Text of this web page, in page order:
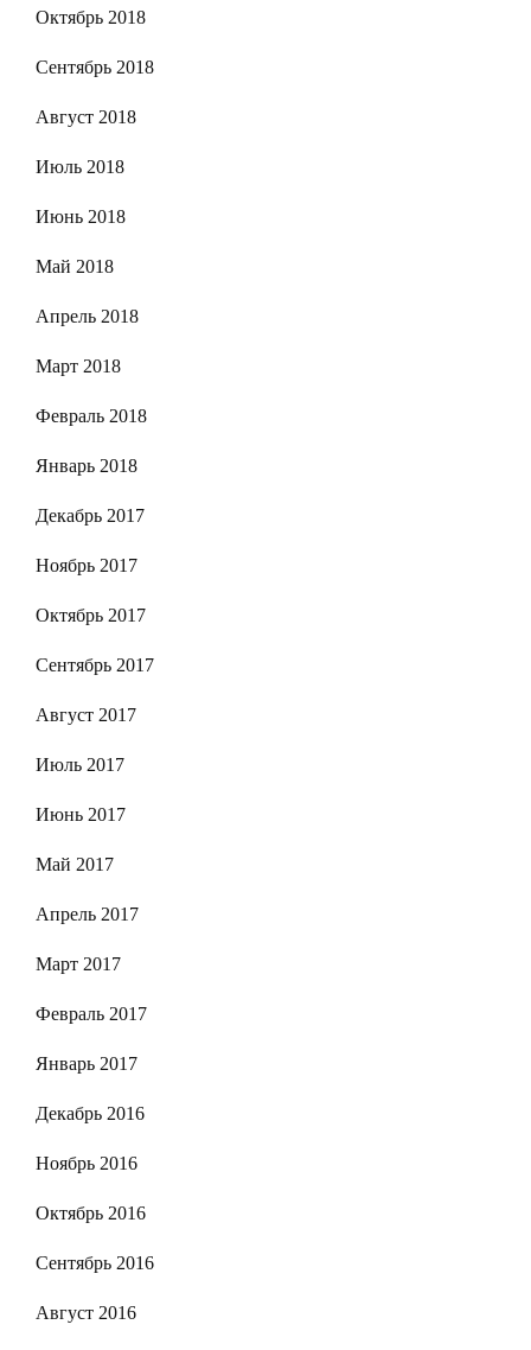
Октябрь 2018
Сентябрь 2018
Август 2018
Июль 2018
Июнь 2018
Май 2018
Апрель 2018
Март 2018
Февраль 2018
Январь 2018
Декабрь 2017
Ноябрь 2017
Октябрь 2017
Сентябрь 2017
Август 2017
Июль 2017
Июнь 2017
Май 2017
Апрель 2017
Март 2017
Февраль 2017
Январь 2017
Декабрь 2016
Ноябрь 2016
Октябрь 2016
Сентябрь 2016
Август 2016